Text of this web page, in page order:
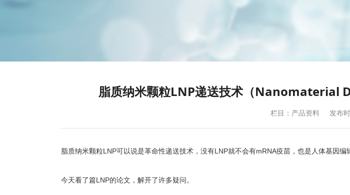
脂质纳米颗粒LNP递送技术（Nanomaterial
栏目：产品资料 发布
脂质纳米颗粒LNP可以说是革命性递送技术，没有LNP就不会有mRNA疫苗，也是人体基因编
今天看了篇LNP的论文，解开了许多疑问。